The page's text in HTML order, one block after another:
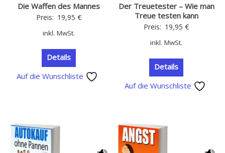
Die Waffen des Mannes
Preis: 19,95 €
inkl. MwSt.
Details
Auf die Wunschliste
Der Treuetester – Wie man
Treue testen kann
Preis: 19,95€
inkl. MwSt.
Details
Auf die Wunschliste